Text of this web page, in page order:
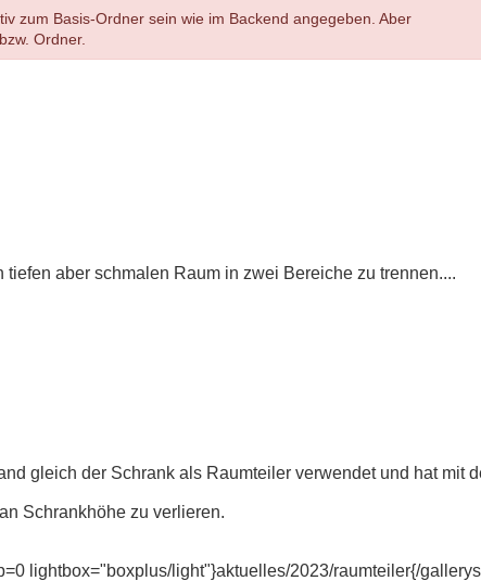
zum Basis-Ordner sein wie im Backend angegeben. Aber
Ordner.
tiefen aber schmalen Raum in zwei Bereiche zu trennen....
gleich der Schrank als Raumteiler verwendet und hat mit
Schrankhöhe zu verlieren.
lightbox="boxplus/light"}aktuelles/2023/raumteiler{/